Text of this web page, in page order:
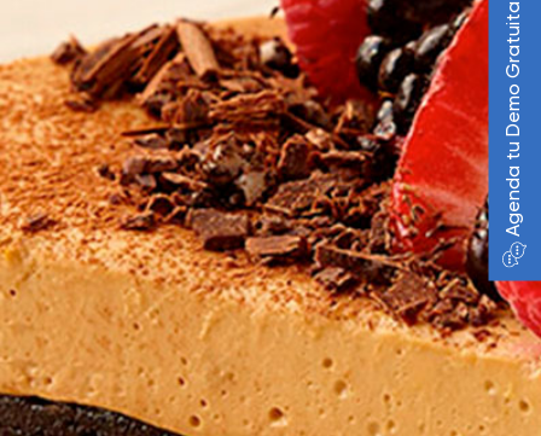
Agenda tu Demo Gratuita